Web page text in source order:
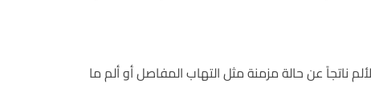
ناتجاً عن حالة مزمنة مثل التهاب المفاصل أو ألم ما